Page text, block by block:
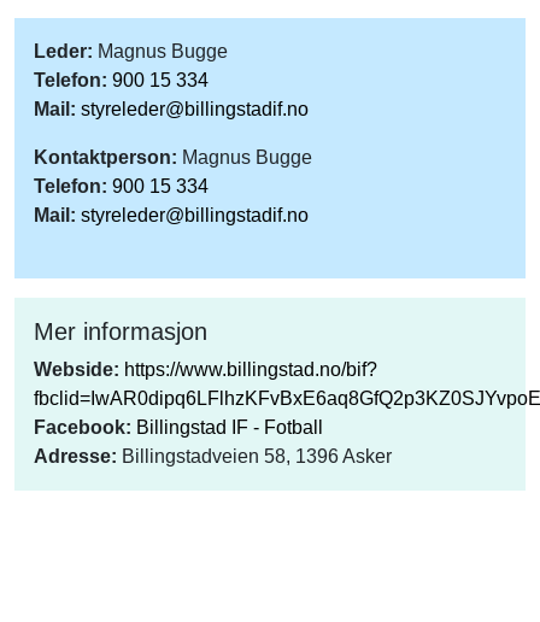
Leder: Magnus Bugge
Telefon: 900 15 334
Mail: styreleder@billingstadif.no
Kontaktperson: Magnus Bugge
Telefon: 900 15 334
Mail: styreleder@billingstadif.no
Mer informasjon
Webside: https://www.billingstad.no/bif?
Facebook: Billingstad IF - Fotball
Adresse: Billingstadveien 58, 1396 Asker